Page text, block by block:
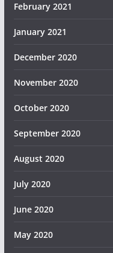
February 2021
January 2021
December 2020
November 2020
October 2020
September 2020
August 2020
July 2020
June 2020
May 2020